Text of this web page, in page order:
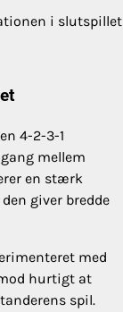
i slutspillet
4-2-3-1
mellem
en stærk
giver bredde
med
hurtigt at
spil.